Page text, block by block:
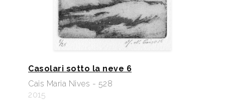
Casolari sotto la neve 6
Cais Maria Nives - 528
2015